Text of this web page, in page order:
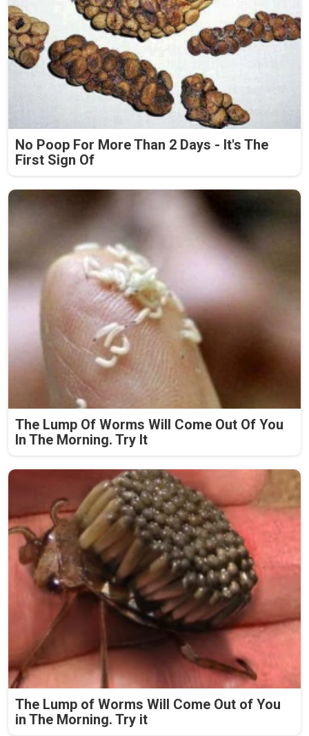
No Poop For More Than 2 Days - It's The
First Sign Of
The Lump Of Worms Will Come Out Of You
In The Morning. Try It
The Lump of Worms Will Come Out of You
in The Morning. Try it